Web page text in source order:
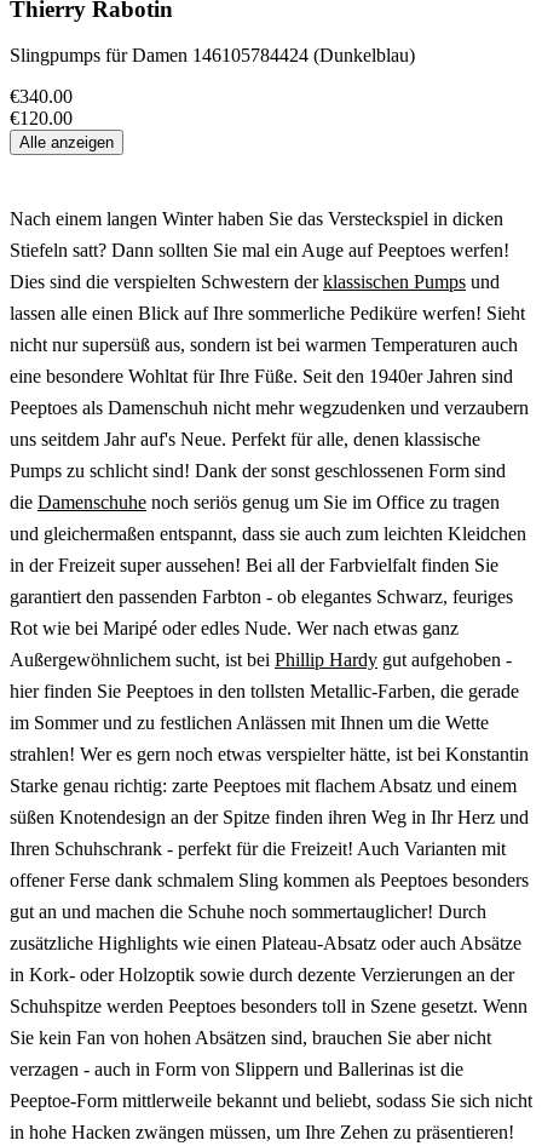
Thierry Rabotin
Slingpumps für Damen 146105784424 (Dunkelblau)
€340.00
€120.00
Alle anzeigen
Nach einem langen Winter haben Sie das Versteckspiel in dicken
Stiefeln satt? Dann sollten Sie mal ein Auge auf Peeptoes werfen!
Dies sind die verspielten Schwestern derklassischen Pumps und
lassen alle einen Blick auf Ihre sommerliche Pediküre werfen! Sieht
nicht nur supersüß aus, sondern ist bei warmen Temperaturen auch
eine besondere Wohltat für Ihre Füße. Seit den 1940er Jahren sind
Peeptoes als Damenschuh nicht mehr wegzudenken und verzaubern
uns seitdem Jahr auf's Neue. Perfekt für alle, denen klassische
Pumps zu schlicht sind! Dank der sonst geschlossenen Form sind
die Damenschuhe noch seriös genug um Sie im Office zu tragen
und gleichermaßen entspannt, dass sie auch zum leichten Kleidchen
in der Freizeit super aussehen! Bei all der Farbvielfalt finden Sie
garantiert den passenden Farbton - ob elegantes Schwarz, feuriges
Rot wie bei Maripé oder edles Nude. Wer nach etwas ganz
Außergewöhnlichem sucht, ist bei Phillip Hardy gut aufgehoben -
hier finden Sie Peeptoes in den tollsten Metallic-Farben, die gerade
im Sommer und zu festlichen Anlässen mit Ihnen um die Wette
strahlen! Wer es gern noch etwas verspielter hätte, ist bei Konstantin
Starke genau richtig: zarte Peeptoes mit flachem Absatz und einem
süßen Knotendesign an der Spitze finden ihren Weg in Ihr Herz und
Ihren Schuhschrank - perfekt für die Freizeit! Auch Varianten mit
offener Ferse dank schmalem Sling kommen als Peeptoes besonders
gut an und machen die Schuhe noch sommertauglicher! Durch
zusätzliche Highlights wie einen Plateau-Absatz oder auch Absätze
in Kork- oder Holzoptik sowie durch dezente Verzierungen an der
Schuhspitze werden Peeptoes besonders toll in Szene gesetzt. Wenn
Sie kein Fan von hohen Absätzen sind, brauchen Sie aber nicht
verzagen - auch in Form von Slippern und Ballerinas ist die
Peeptoe-Form mittlerweile bekannt und beliebt, sodass Sie sich nicht
in hohe Hacken zwängen müssen, um Ihre Zehen zu präsentieren!